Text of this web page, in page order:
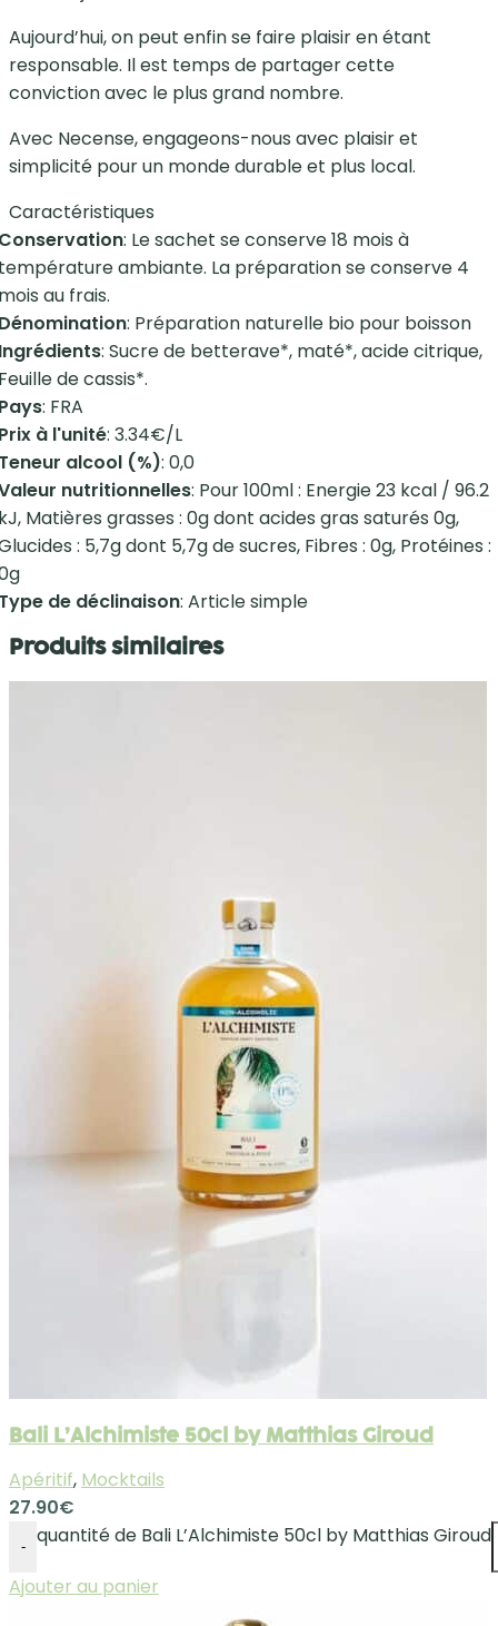
Aujourd’hui, on peut enfin se faire plaisir en étant
responsable. Il est temps de partager cette
conviction avec le plus grand nombre.
Avec Necense, engageons-nous avec plaisir et
simplicité pour un monde durable et plus local.
Caractéristiques
: Le sachet se conserve 18 mois à
ambiante. La préparation se conserve 4
au frais.
: Préparation naturelle bio pour boisson
: Sucre de betterave*, maté*, acide citrique,
de cassis*.
: FRA
à l'unité: 3.34€/L
alcool (%): 0,0
nutritionnelles: Pour 100ml : Energie 23 kcal / 96.2
Matières grasses : 0g dont acides gras saturés 0g,
: 5,7g dont 5,7g de sucres, Fibres : 0g, Protéines :
de déclinaison: Article simple
Produits similaires
Bali L’Alchimiste 50cl by Matthias Giroud
Apéritif, Mocktails
27.90€
-
quantité de Bali L’Alchimiste 50cl by Matthias Giroud
Ajouter au panier